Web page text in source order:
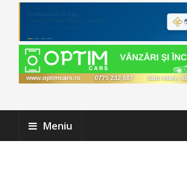
Meniu